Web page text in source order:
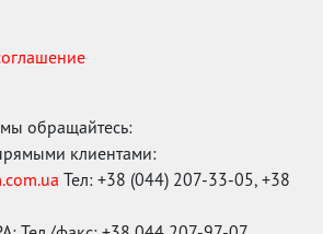
обращайтесь:
клиентами:
Тел: +38 (044) 207-33-05, +38